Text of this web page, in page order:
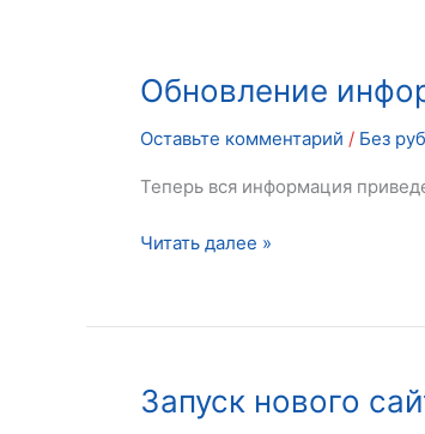
Обновление
Оставьте комментарий / Без
Теперь вся информация
Обновление
на
Читать далее »
Запуск нового
Запуск
нового